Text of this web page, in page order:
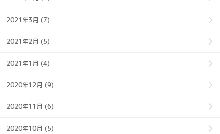
2021年3月 (7)
2021年2月 (5)
2021年1月 (4)
2020年12月 (9)
2020年11月 (6)
2020年10月 (5)